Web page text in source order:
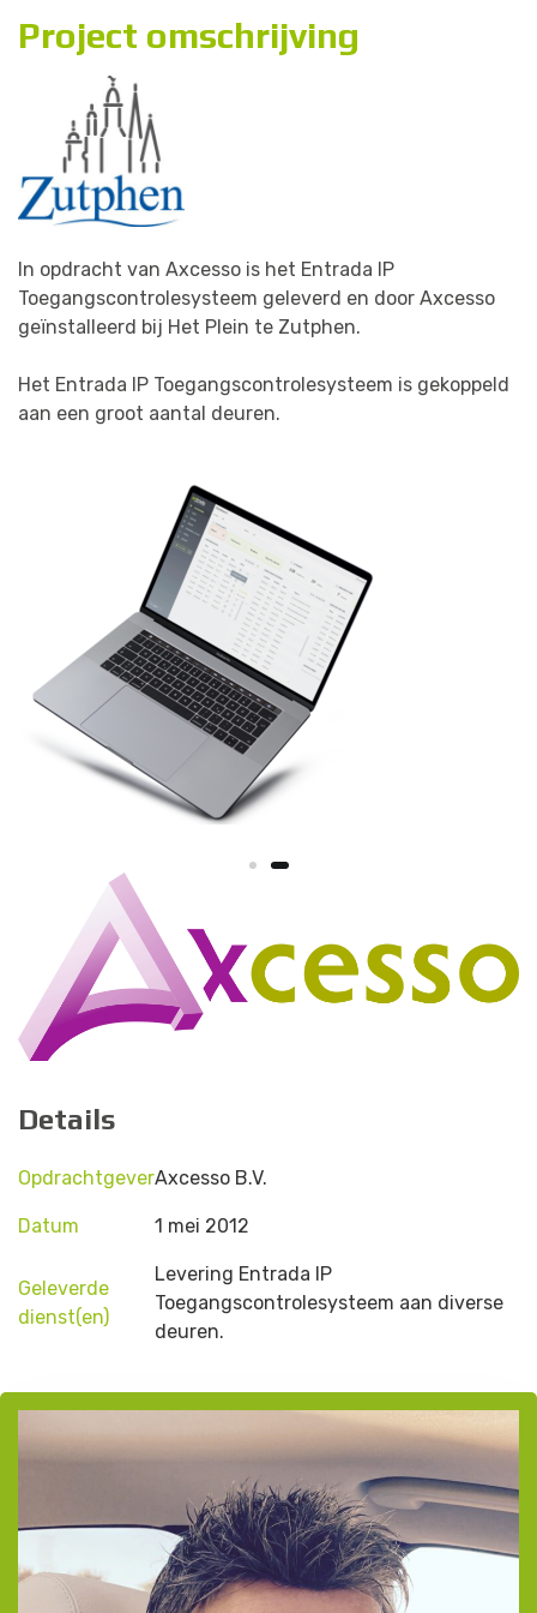
Project omschrijving
In opdracht van Axcesso is het Entrada IP
Toegangscontrolesysteem geleverd en door Axcesso
geïnstalleerd bij Het Plein te Zutphen.
Het Entrada IP Toegangscontrolesysteem is gekoppeld
aan een groot aantal deuren.
Details
OpdrachtgeverAxcesso B.V.
Datum 1 mei 2012
Geleverde
dienst(en)
Levering Entrada IP
Toegangscontrolesysteem aan diverse
deuren.